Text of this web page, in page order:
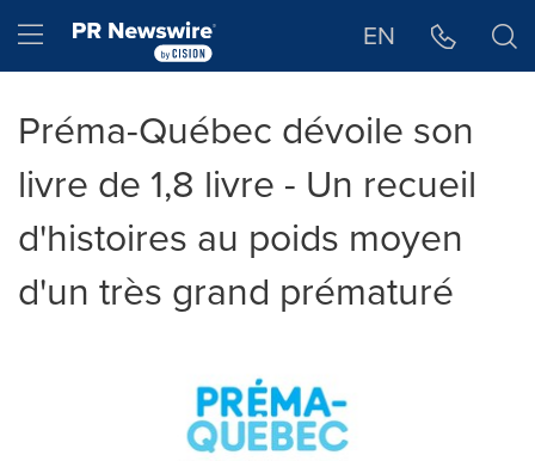
Hamburger menu EN
Préma-Québec dévoile son
livre de 1,8 livre - Un recueil
d'histoires au poids moyen
d'un très grand prématuré